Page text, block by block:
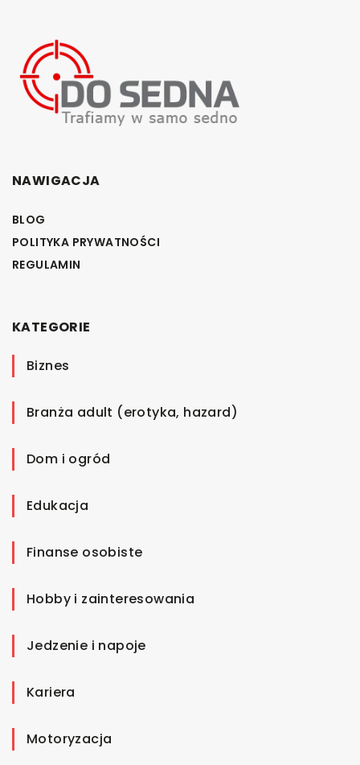
NAWIGACJA
BLOG
POLITYKA PRYWATNOŚCI
REGULAMIN
KATEGORIE
Biznes
Branża adult (erotyka, hazard)
Dom i ogród
Edukacja
Finanse osobiste
Hobby i zainteresowania
Jedzenie i napoje
Kariera
Motoryzacja